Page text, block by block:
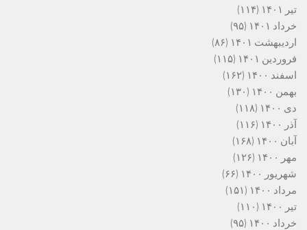
تیر ۱۴۰۱
(۱۱۴)
خرداد ۱۴۰۱
(۹۵)
اردیبهشت ۱۴۰۱
(۸۶)
فروردین ۱۴۰۱
(۱۱۵)
اسفند ۱۴۰۰
(۱۶۲)
بهمن ۱۴۰۰
(۱۳۰)
دی ۱۴۰۰
(۱۱۸)
آذر ۱۴۰۰
(۱۱۶)
آبان ۱۴۰۰
(۱۶۸)
مهر ۱۴۰۰
(۱۲۶)
شهریور ۱۴۰۰
(۶۶)
مرداد ۱۴۰۰
(۱۵۱)
تیر ۱۴۰۰
(۱۱۰)
خرداد ۱۴۰۰
(۹۵)